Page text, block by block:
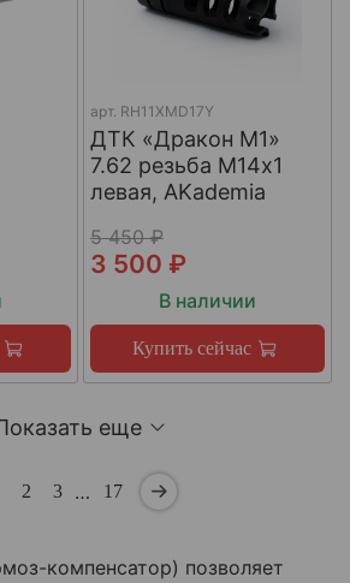
арт. RH11XMD17Y
ДТК «Дракон М1»
7.62 резьба М14х1
левая, AKademia
5 450 ₽
3 500 ₽
В наличии
Купить сейчас
еще
2 3 … 17
компенсатор) позволяет